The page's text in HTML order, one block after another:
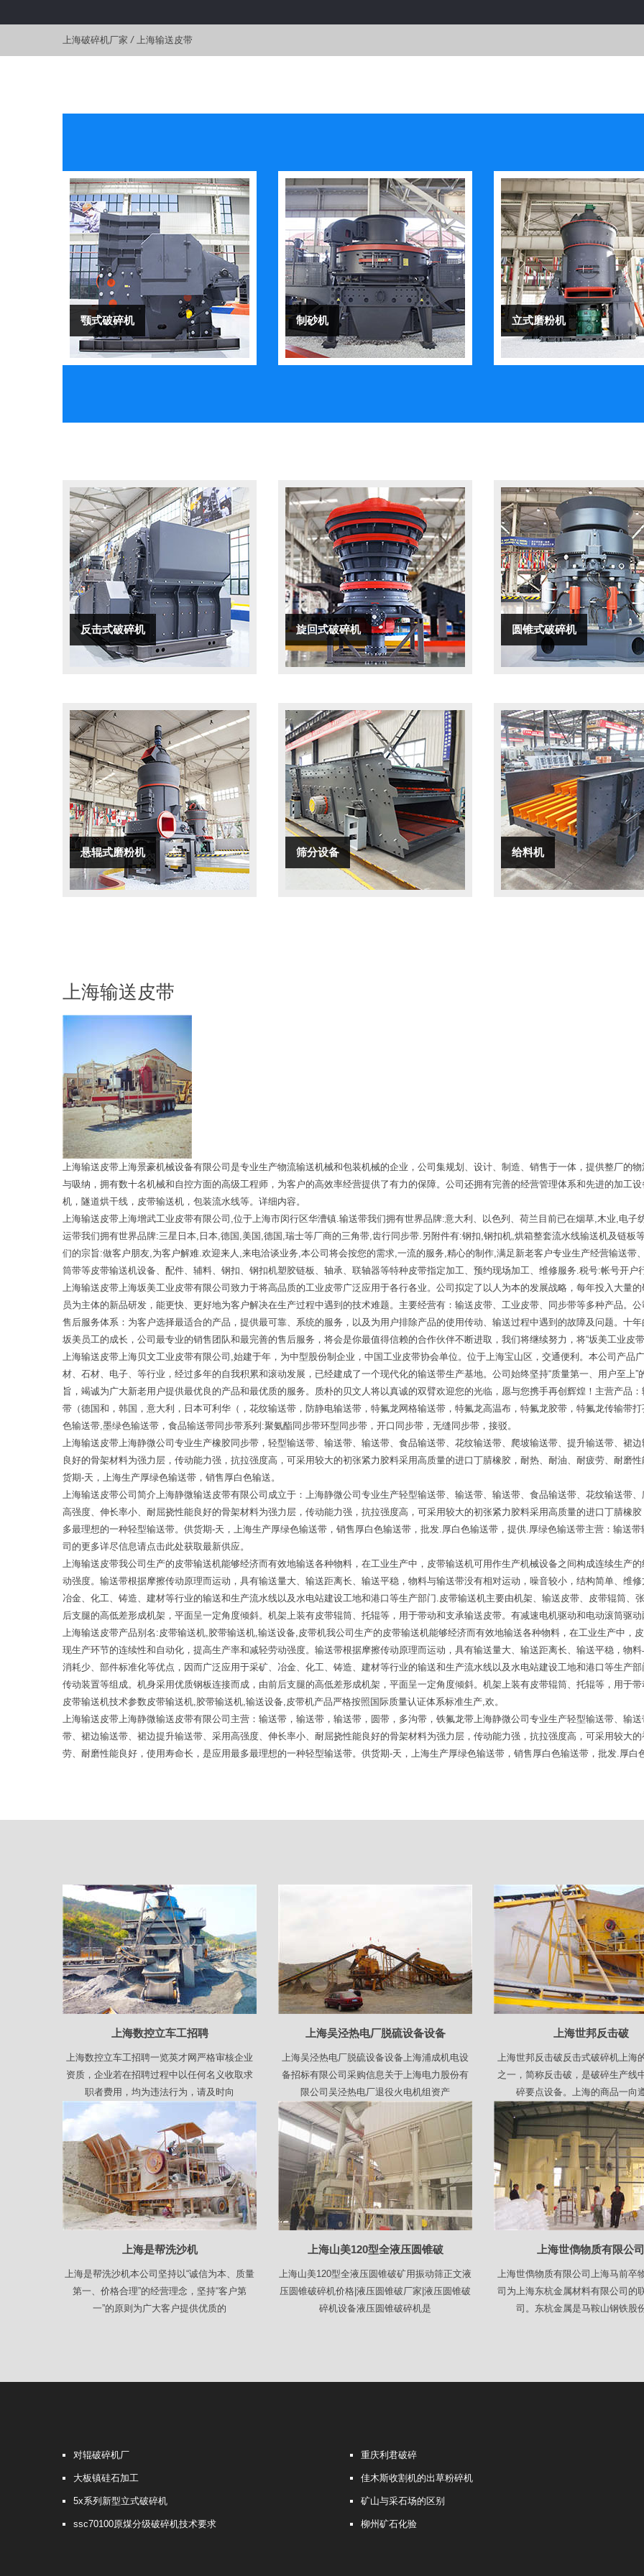
上海破碎机厂家 / 上海输送皮带
颚式破碎机 制砂机 立式磨粉机
反击式破碎机 旋回式破碎机 圆锥式破碎机
悬辊式磨粉机 筛分设备 给料机
上海输送皮带
上海输送皮带上海景豪机械设备有限公司是专业生产物流输送机械和包装机械的企业，公司集规划、设计、制造、销售于一体，提供整厂的
与吸纳，拥有数十名机械和自控方面的高级工程师，为客户的高效率经营提供了有力的保障。公司还拥有完善的经营管理体系和先进的加工
机，隧道烘干线，皮带输送机，包装流水线等。详细内容。
上海输送皮带上海增武工业皮带有限公司,位于上海市闵行区华漕镇.输送带我们拥有世界品牌:意大利、以色列、荷兰目前已在烟草,木业,电
运带我们拥有世界品牌:三星日本,日本,德国,美国,德国,瑞士等厂商的三角带,齿行同步带.另附件有:钢扣,钢扣机,烘箱整套流水线输送机及链
们的宗旨:做客户朋友,为客户解难.欢迎来人,来电洽谈业务,本公司将会按您的需求,一流的服务,精心的制作,满足新老客户专业生产经营输送
筒带等皮带输送机设备、配件、辅料、钢扣、钢扣机塑胶链板、轴承、联轴器等特种皮带指定加工、预约现场加工、维修服务.税号:帐号开户
上海输送皮带上海坂美工业皮带有限公司致力于将高品质的工业皮带广泛应用于各行各业。公司拟定了以人为本的发展战略，每年投入大量
员为主体的新品研发，能更快、更好地为客户解决在生产过程中遇到的技术难题。主要经营有：输送皮带、工业皮带、同步带等多种产品。
售后服务体系：为客户选择最适合的产品，提供最可靠、系统的服务，以及为用户排除产品的使用传动、输送过程中遇到的故障及问题。十
坂美员工的成长，公司最专业的销售团队和最完善的售后服务，将会是你最值得信赖的合作伙伴不断进取，我们将继续努力，将“坂美工业皮
上海输送皮带上海贝文工业皮带有限公司,始建于年，为中型股份制企业，中国工业皮带协会单位。位于上海宝山区，交通便利。本公司产品
材、石材、电子、等行业，经过多年的自我积累和滚动发展，已经建成了一个现代化的输送带生产基地。公司始终坚持“质量第一、用户至上
旨，竭诚为广大新老用户提供最优良的产品和最优质的服务。质朴的贝文人将以真诚的双臂欢迎您的光临，愿与您携手再创辉煌！主营产品
带（德国和，韩国，意大利，日本可利华（，花纹输送带，防静电输送带，特氟龙网格输送带，特氟龙高温布，特氟龙胶带，特氟龙传输带
色输送带,墨绿色输送带，食品输送带同步带系列:聚氨酯同步带环型同步带，开口同步带，无缝同步带，接驳。
上海输送皮带上海静微公司专业生产橡胶同步带，轻型输送带、输送带、输送带、食品输送带、花纹输送带、爬坡输送带、提升输送带、裙
良好的骨架材料为强力层，传动能力强，抗拉强度高，可采用较大的初张紧力胶料采用高质量的进口丁腈橡胶，耐热、耐油、耐疲劳、耐磨
货期-天，上海生产厚绿色输送带，销售厚白色输送。
上海输送皮带公司简介上海静微输送皮带有限公司成立于：上海静微公司专业生产轻型输送带、输送带、输送带、食品输送带、花纹输送带
高强度、伸长率小、耐屈挠性能良好的骨架材料为强力层，传动能力强，抗拉强度高，可采用较大的初张紧力胶料采用高质量的进口丁腈橡
多最理想的一种轻型输送带。供货期-天，上海生产厚绿色输送带，销售厚白色输送带，批发.厚白色输送带，提供.厚绿色输送带主营：输送
司的更多详尽信息请点击此处获取最新供应。
上海输送皮带我公司生产的皮带输送机能够经济而有效地输送各种物料，在工业生产中，皮带输送机可用作生产机械设备之间构成连续生产
动强度。输送带根据摩擦传动原理而运动，具有输送量大、输送距离长、输送平稳，物料与输送带没有相对运动，噪音较小，结构简单、维
冶金、化工、铸造、建材等行业的输送和生产流水线以及水电站建设工地和港口等生产部门.皮带输送机主要由机架、输送皮带、皮带辊筒、
后支腿的高低差形成机架，平面呈一定角度倾斜。机架上装有皮带辊筒、托辊等，用于带动和支承输送皮带。有减速电机驱动和电动滚筒驱
上海输送皮带产品别名:皮带输送机,胶带输送机,输送设备,皮带机我公司生产的皮带输送机能够经济而有效地输送各种物料，在工业生产中，
现生产环节的连续性和自动化，提高生产率和减轻劳动强度。输送带根据摩擦传动原理而运动，具有输送量大、输送距离长、输送平稳，物
消耗少、部件标准化等优点，因而广泛应用于采矿、冶金、化工、铸造、建材等行业的输送和生产流水线以及水电站建设工地和港口等生产
传动装置等组成。机身采用优质钢板连接而成，由前后支腿的高低差形成机架，平面呈一定角度倾斜。机架上装有皮带辊筒、托辊等，用于
皮带输送机技术参数皮带输送机,胶带输送机,输送设备,皮带机产品严格按照国际质量认证体系标准生产,欢。
上海输送皮带上海静微输送皮带有限公司主营：输送带，输送带，输送带，圆带，多沟带，铁氟龙带上海静微公司专业生产轻型输送带、输
带、裙边输送带、裙边提升输送带、采用高强度、伸长率小、耐屈挠性能良好的骨架材料为强力层，传动能力强，抗拉强度高，可采用较大
劳、耐磨性能良好，使用寿命长，是应用最多最理想的一种轻型输送带。供货期-天，上海生产厚绿色输送带，销售厚白色输送带，批发.厚白
上海数控立车工招聘
上海数控立车工招聘一览英才网严格审核企业
资质，企业若在招聘过程中以任何名义收取求
职者费用，均为违法行为，请及时向
上海吴泾热电厂脱硫设备设备
上海吴泾热电厂脱硫设备设备上海浦成机电设
备招标有限公司采购信息关于上海电力股份有
限公司吴泾热电厂退役火电机组资产
上海世邦反击破
上海世邦反击破反击式破碎机上海
之一，简称反击破，是破碎生产线
碎要点设备。上海的商品一向
上海是帮洗沙机
上海是帮洗沙机本公司坚持以“诚信为本、质量
第一、价格合理”的经营理念，坚持“客户第
一”的原则为广大客户提供优质的
上海山美120型全液压圆锥破
上海山美120型全液压圆锥破矿用振动筛正文液
压圆锥破碎机价格|液压圆锥破厂家|液压圆锥破
碎机设备液压圆锥破碎机是
上海世儁物质有限公司
上海世儁物质有限公司上海马前卒
司为上海东杭金属材料有限公司的
司。东杭金属是马鞍山钢铁股
对辊破碎机厂
大板镇硅石加工
5x系列新型立式破碎机
ssc70100原煤分级破碎机技术要求
重庆利君破碎
佳木斯收割机的出草粉碎机
矿山与采石场的区别
柳州矿石化验